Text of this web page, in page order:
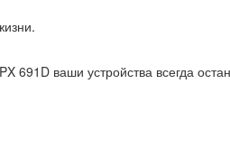
691D ваши устройства всегда